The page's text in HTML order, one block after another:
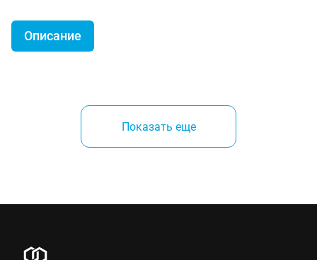
Описание
Заклепочник POP PB 2500
Показать еще